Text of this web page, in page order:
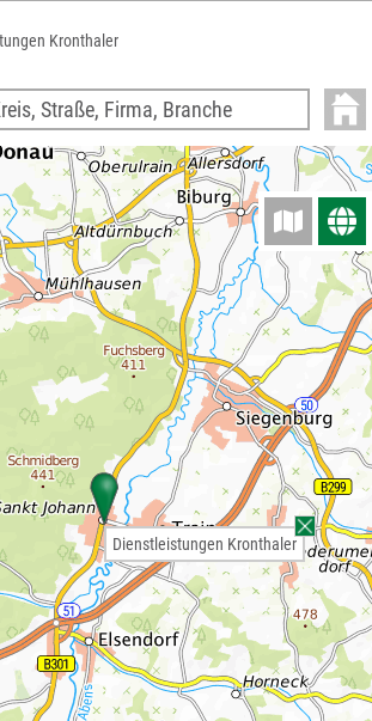
Kronthaler
Dienstleistungen Kronthaler